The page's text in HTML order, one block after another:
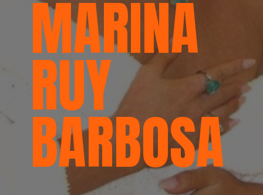
MARINA
RUY
BARBOSA